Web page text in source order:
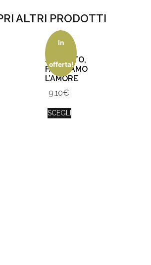
ALTRI PRODOTTI
In
offerta!
SOGNATO,
FACEVAMO
L’AMORE
9.10€
SCEGLI